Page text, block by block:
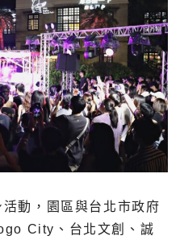
動，園區與台北市政府
City、台北文創、誠